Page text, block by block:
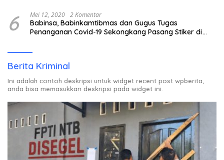
6 Mei 12, 2020 2 Komentar
Babinsa, Babinkamtibmas dan Gugus Tugas
Penanganan Covid-19 Sekongkang Pasang Stiker di
Berita Kriminal
Ini adalah contoh deskripsi untuk widget recent post wpberita,
anda bisa memasukkan deskripsi pada widget ini.